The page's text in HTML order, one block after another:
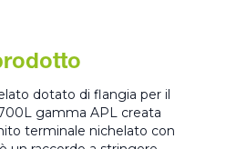
dotato di flangia per il
gamma APL creata
terminale nichelato con